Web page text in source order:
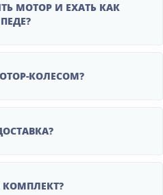
МОТОР И ЕХАТЬ КАК
КОЛЕСОМ?
КОМПЛЕКТ?